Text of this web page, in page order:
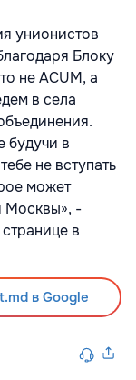
унионистов
Блоку
не ACUM, а
в села
будучи в
не вступать
может
Москвы», -
в
в Google